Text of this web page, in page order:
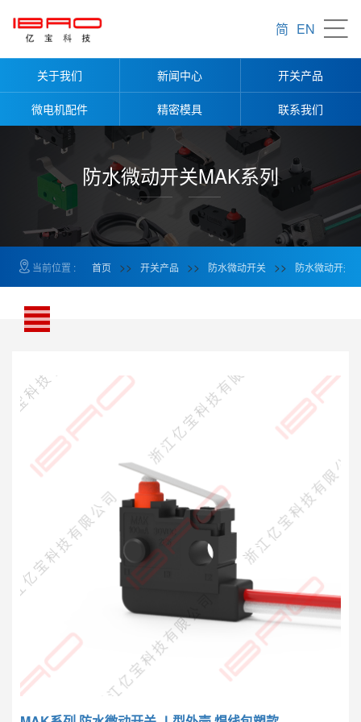
简 EN
关于我们 新闻中心 开关产品
微电机配件 精密模具 联系我们
防水微动开关MAK系列
当前位置 : 首页 >> 开关产品 >> 防水微动开关 >> 防水微动开关
产品导航
防水微动开关
微动开关
船型（翘板）开关
按钮开关
拨动开关
汽车座椅开关
轻触开关